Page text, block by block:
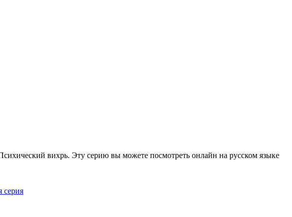
вихрь. Эту серию вы можете посмотреть онлайн на русском языке